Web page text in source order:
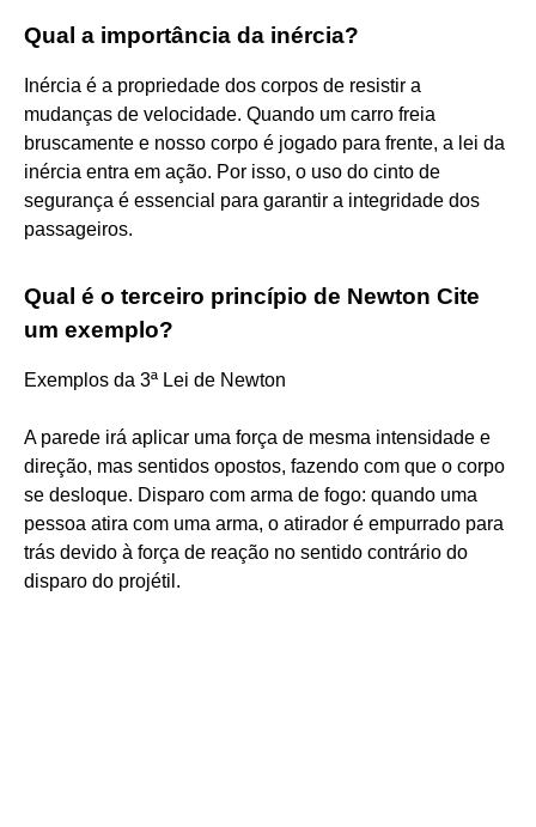
Qual a importância da inércia?
Inércia é a propriedade dos corpos de resistir a
mudanças de velocidade. Quando um carro freia
bruscamente e nosso corpo é jogado para frente, a lei da
inércia entra em ação. Por isso, o uso do cinto de
segurança é essencial para garantir a integridade dos
passageiros.
Qual é o terceiro princípio de Newton Cite
um exemplo?
Exemplos da 3ª Lei de Newton
A parede irá aplicar uma força de mesma intensidade e
direção, mas sentidos opostos, fazendo com que o corpo
se desloque. Disparo com arma de fogo: quando uma
pessoa atira com uma arma, o atirador é empurrado para
trás devido à força de reação no sentido contrário do
disparo do projétil.